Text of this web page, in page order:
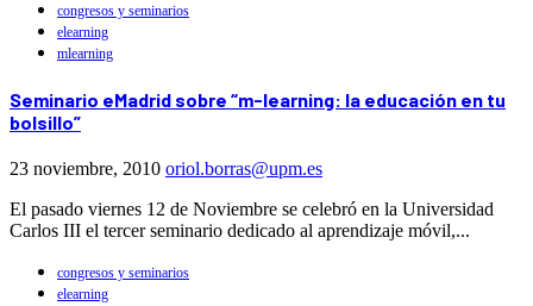
congresos y seminarios
elearning
mlearning
Seminario eMadrid sobre “m-learning: la educación en tu
bolsillo”
23 noviembre, 2010 oriol.borras@upm.es
El pasado viernes 12 de Noviembre se celebró en la Universidad
Carlos III el tercer seminario dedicado al aprendizaje móvil,...
congresos y seminarios
elearning